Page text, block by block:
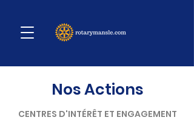
Nos Actions
CENTRES D'INTÉRÊT ET ENGAGEMENT